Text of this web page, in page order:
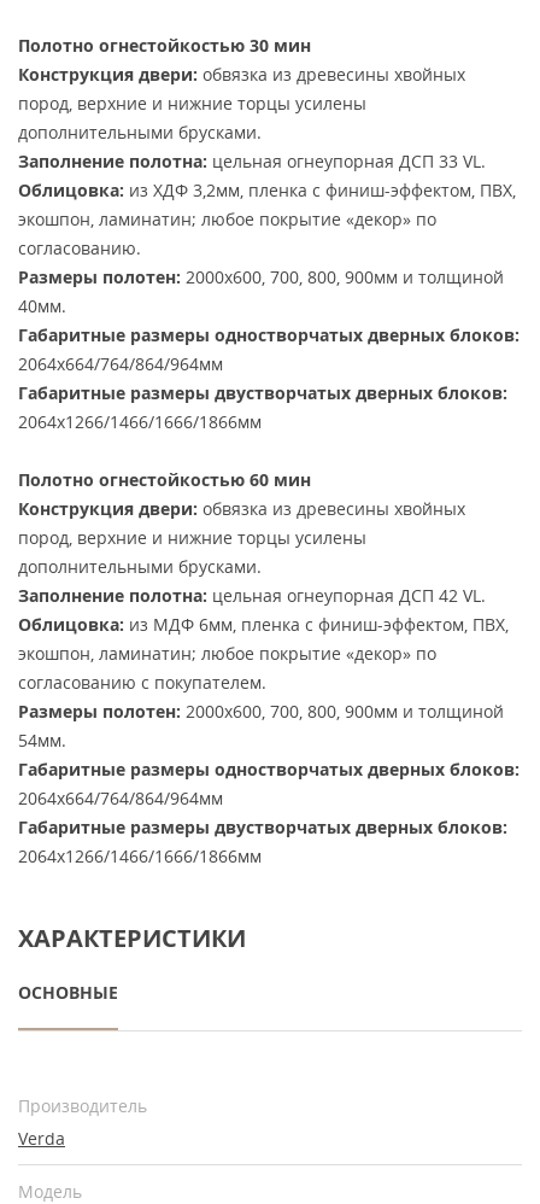
Полотно огнестойкостью 30 мин
Конструкция двери: обвязка из древесины хвойных
пород, верхние и нижние торцы усилены
дополнительными брусками.
Заполнение полотна: цельная огнеупорная ДСП 33 VL.
Облицовка: из ХДФ 3,2мм, пленка с финиш-эффектом, ПВХ,
экошпон, ламинатин; любое покрытие «декор» по
согласованию.
Размеры полотен: 2000х600, 700, 800, 900мм и толщиной
40мм.
Габаритные размеры одностворчатых дверных блоков:
2064х664/764/864/964мм
Габаритные размеры двустворчатых дверных блоков:
2064х1266/1466/1666/1866мм
Полотно огнестойкостью 60 мин
Конструкция двери: обвязка из древесины хвойных
пород, верхние и нижние торцы усилены
дополнительными брусками.
Заполнение полотна: цельная огнеупорная ДСП 42 VL.
Облицовка: из МДФ 6мм, пленка с финиш-эффектом, ПВХ,
экошпон, ламинатин; любое покрытие «декор» по
согласованию с покупателем.
Размеры полотен: 2000х600, 700, 800, 900мм и толщиной
54мм.
Габаритные размеры одностворчатых дверных блоков:
2064х664/764/864/964мм
Габаритные размеры двустворчатых дверных блоков:
2064х1266/1466/1666/1866мм
ХАРАКТЕРИСТИКИ
ОСНОВНЫЕ
Производитель
Verda
Модель